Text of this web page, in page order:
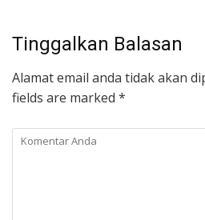
Tinggalkan Balasan
Alamat email anda tidak akan
fields are marked *